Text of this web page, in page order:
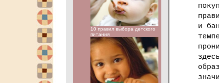
10 правил выбора детского
питания
и